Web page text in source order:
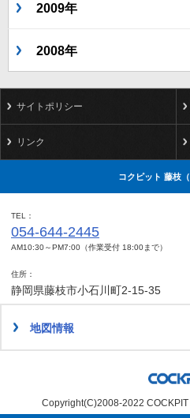
2009年
2008年
サイトポリシー
リンク
コクピット 藤枝
TEL
054-644-2445
AM10:30～PM7:00（作業受付 18:00まで）
住所
静岡県藤枝市小石川町2-15-35
地図情報
Copyright(C)2008-2022